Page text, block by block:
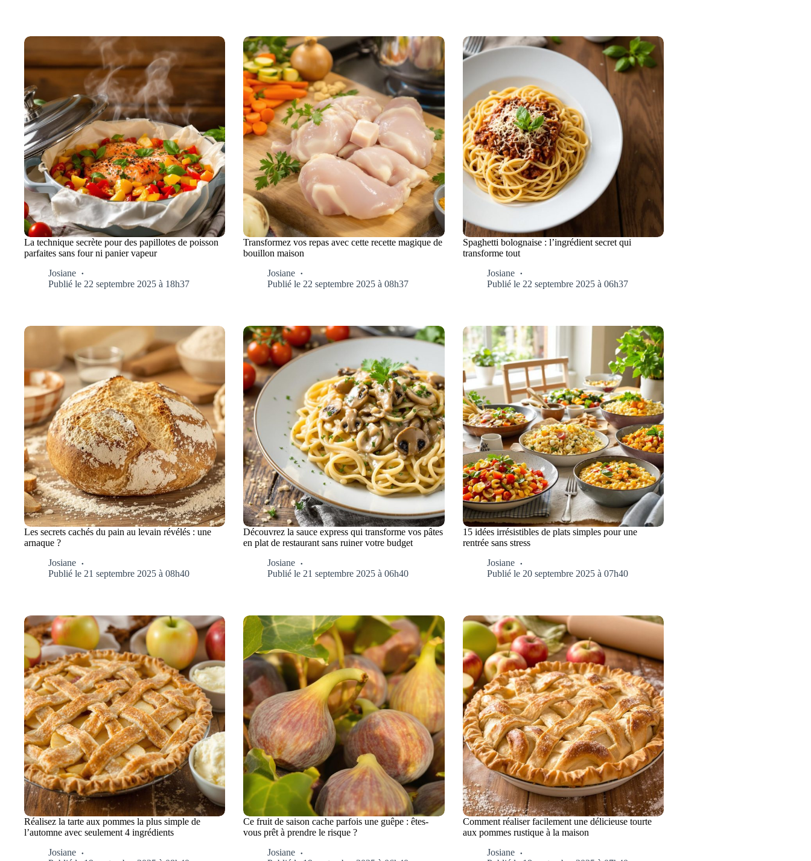
La technique secrète pour des papillotes de poisson
parfaites sans four ni panier vapeur
Josiane
Publié le 22 septembre 2025 à 18h37
Transformez vos repas avec cette recette magique de
bouillon maison
Josiane
Publié le 22 septembre 2025 à 08h37
Spaghetti bolognaise : l’ingrédient secret qui
transforme tout
Josiane
Publié le 22 septembre 2025 à 06h37
Les secrets cachés du pain au levain révélés : une
arnaque ?
Josiane
Publié le 21 septembre 2025 à 08h40
Découvrez la sauce express qui transforme vos pâtes
en plat de restaurant sans ruiner votre budget
Josiane
Publié le 21 septembre 2025 à 06h40
15 idées irrésistibles de plats simples pour une
rentrée sans stress
Josiane
Publié le 20 septembre 2025 à 07h40
Réalisez la tarte aux pommes la plus simple de
l’automne avec seulement 4 ingrédients
Josiane
Ce fruit de saison cache parfois une guêpe : êtes-
vous prêt à prendre le risque ?
Josiane
Comment réaliser facilement une délicieuse tourte
aux pommes rustique à la maison
Josiane